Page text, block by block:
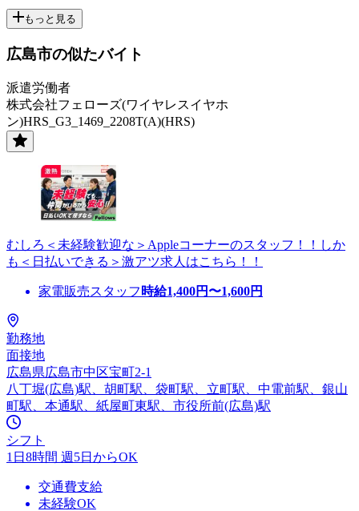
もっと見る
広島市の似たバイト
派遣労働者
株式会社フェローズ(ワイヤレスイヤホ
ン)HRS_G3_1469_2208T(A)(HRS)
むしろ＜未経験歓迎な＞Appleコーナーのスタッフ！！しか
も＜日払いできる＞激アツ求人はこちら！！
家電販売スタッフ 時給1,400円〜1,600円
勤務地
面接地
広島県広島市中区宝町2-1
八丁堀(広島)駅、胡町駅、袋町駅、立町駅、中電前駅、銀山
町駅、本通駅、紙屋町東駅、市役所前(広島)駅
シフト
1日8時間 週5日からOK
交通費支給
未経験OK